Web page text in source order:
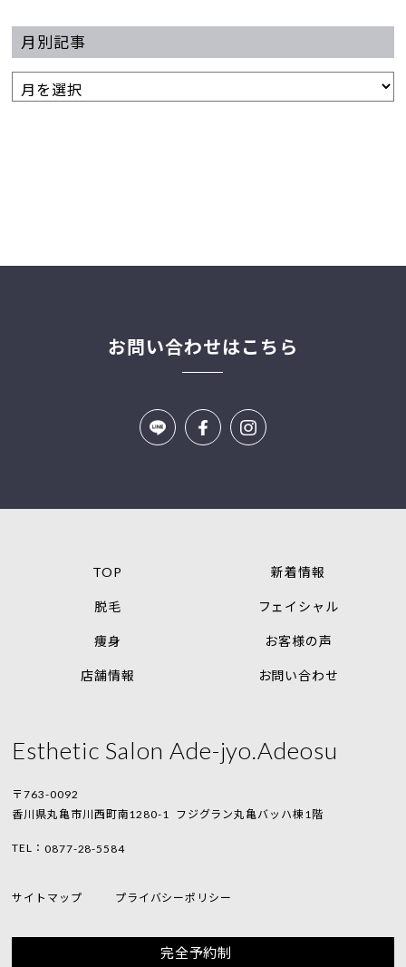
月別記事
お問い合わせはこちら
TOP 新着情報
脱毛 フェイシャル
痩身 お客様の声
店舗情報 お問い合わせ
Esthetic Salon Ade-jyo.Adeosu
〒763-0092
香川県丸亀市川西町南1280-1 フジグラン丸亀バッハ棟1階
TEL：0877-28-5584
サイトマップ プライバシーポリシー
完全予約制